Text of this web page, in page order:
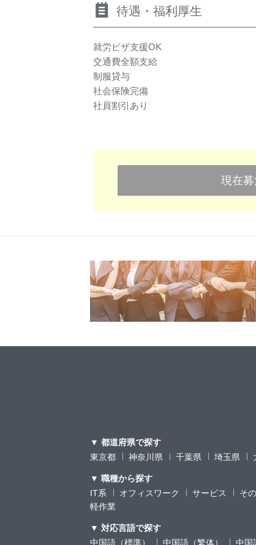
待遇・福利厚生
就労ビザ支援OK
交通費全額支給
制服貸与
社会保険完備
社員割引あり
現在
▼ 都道府県で探す
東京都
神奈川県 千葉県 埼玉県
▼ 職種から探す
IT系
オフィスワーク サービス そ
軽作業
▼ 対応言語で探す
中国語（標準）
中国語（繁体） 中国